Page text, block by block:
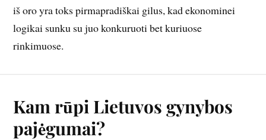
iš oro yra toks pirmapradiškai gilus, kad ekonominei
logikai sunku su juo konkuruoti bet kuriuose
rinkimuose.
Kam rūpi Lietuvos gynybos
pajėgumai?